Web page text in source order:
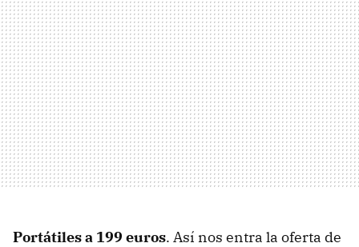
Portátiles a 199 euros. Así nos entra la oferta de